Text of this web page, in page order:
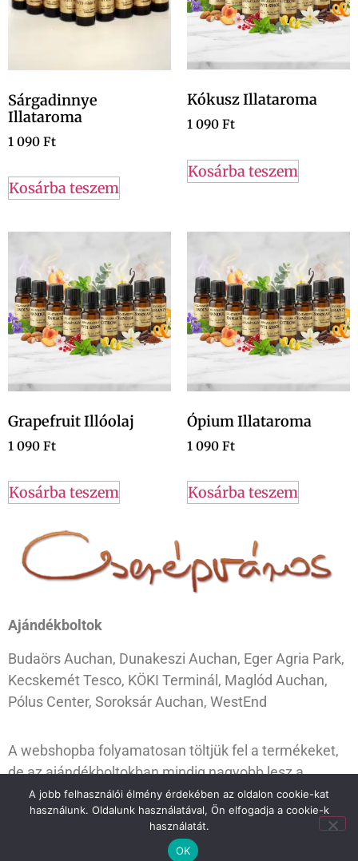
Sárgadinnye
Illataroma
1 090 Ft
Kosárba teszem
Kókusz Illataroma
1 090 Ft
Kosárba teszem
Grapefruit Illóolaj
1 090 Ft
Kosárba teszem
Ópium Illataroma
1 090 Ft
Kosárba teszem
Ajándékboltok
Budaörs Auchan, Dunakeszi Auchan, Eger Agria Park,
Kecskemét Tesco, KÖKI Terminál, Maglód Auchan,
Pólus Center, Soroksár Auchan, WestEnd
A webshopba folyamatosan töltjük fel a termékeket,
de az ajándékboltokban mindig nagyobb lesz a
választék. Ugorj be hozzánk, és válogass kedvedre!
A jobb felhasználói élmény érdekében az oldalon cookie-kat
használunk. Oldalunk használatával, Ön elfogadja a cookie-k
használatát.
OK